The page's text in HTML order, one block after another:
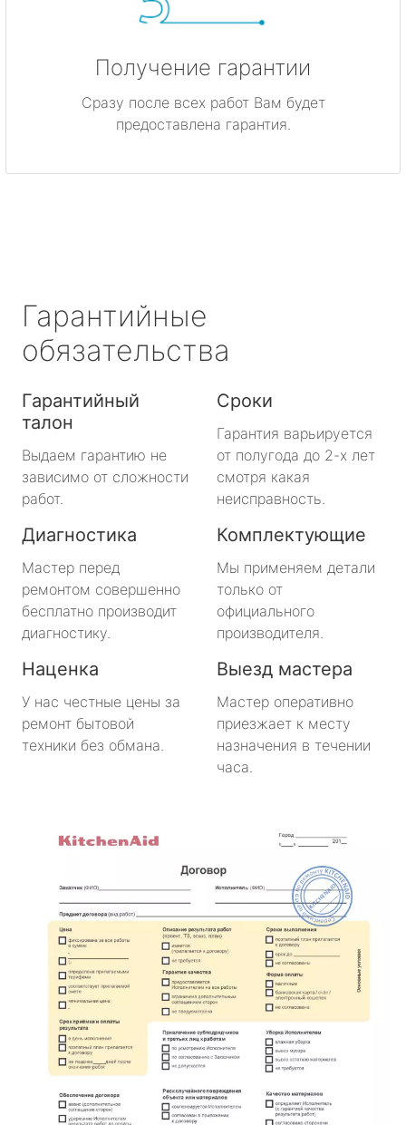
Получение гарантии
Сразу после всех работ Вам будет
предоставлена гарантия.
Гарантийные
обязательства
Гарантийный
талон
Выдаем гарантию не
зависимо от сложности
работ.
Сроки
Гарантия варьируется
от полугода до 2-х лет
смотря какая
неисправность.
Диагностика
Мастер перед
ремонтом совершенно
бесплатно производит
диагностику.
Комплектующие
Мы применяем детали
только от
официального
производителя.
Наценка
У нас честные цены за
ремонт бытовой
техники без обмана.
Выезд мастера
Мастер оперативно
приезжает к месту
назначения в течении
часа.